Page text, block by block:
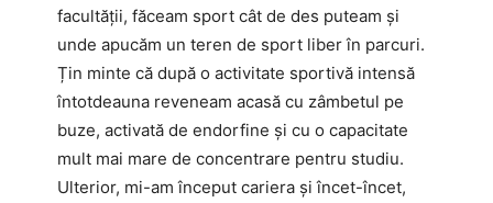
facultății, făceam sport cât de des puteam și
unde apucăm un teren de sport liber în parcuri.
Țin minte că după o activitate sportivă intensă
întotdeauna reveneam acasă cu zâmbetul pe
buze, activată de endorfine și cu o capacitate
mult mai mare de concentrare pentru studiu.
Ulterior, mi-am început cariera și încet-încet,